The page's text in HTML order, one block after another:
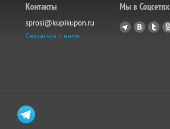
Контакты
sprosi@kupikupon.ru
Связаться с нами
Мы в Соцсетях